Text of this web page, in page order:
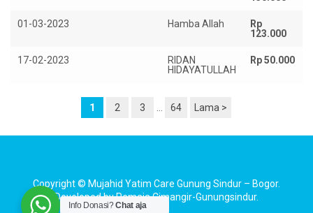
01-03-2023 Hamba Allah
Rp
123.000
17-02-2023
RIDAN
HIDAYATULLAH
Rp 50.000
1 2 3 64 Lama >
Copyright © Mujahid Yatim Care Gunung Sindur – Bogor.
Developed byRemaja Cimangir-Gunungsindur.
Info Donasi?Chat aja